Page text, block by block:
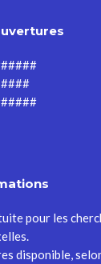
pour les
disponible,